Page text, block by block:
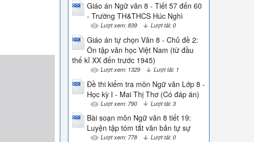
Giáo án Ngữ văn 8 - Tiết 57 đến 60
- Trường TH&THCS Húc Nghì
Lượt xem: 839 Lượt tải: 0
Giáo án tự chọn Văn 8 - Chủ đề 2:
Ôn tập văn học Việt Nam (từ đầu
thế kỉ XX đến trước 1945)
Lượt xem: 1329 Lượt tải: 1
Đề thi kiểm tra môn Ngữ văn Lớp 8 -
Học kỳ I - Mai Thị Thơ (Có đáp án)
Lượt xem: 790 Lượt tải: 3
Bài soạn môn Ngữ văn 8 tiết 19:
Luyện tập tóm tắt văn bản tự sự
Lượt xem: 778 Lượt tải: 0